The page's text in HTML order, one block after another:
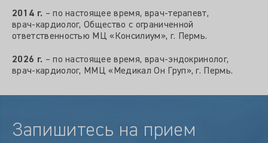
2014 г. – по настоящее время, врач‑терапевт,
врач‑кардиолог, Общество с ограниченной
ответственностью МЦ «Консилиум», г. Пермь.
2026 г. – по настоящее время, врач‑эндокринолог,
врач‑кардиолог, ММЦ «Медикал Он Груп», г. Пермь.
Запишитесь на прием